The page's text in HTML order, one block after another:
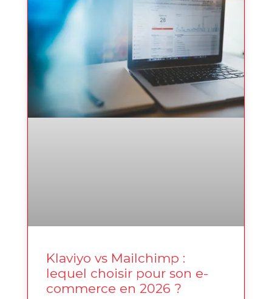
Klaviyo vs Mailchimp :
lequel choisir pour son e-
commerce en 2026 ?